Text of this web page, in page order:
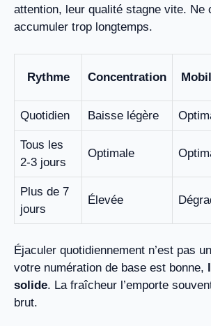
attention, leur qualité stagne vite. Ne
accumuler trop longtemps.
Rythme Concentration
Quotidien Baisse légère
Tous les
2-3 jours
Optimale
Plus de 7
jours
Élevée
Éjaculer quotidiennement n’est pas
votre numération de base est bonne,
solide. La fraîcheur l’emporte
brut.